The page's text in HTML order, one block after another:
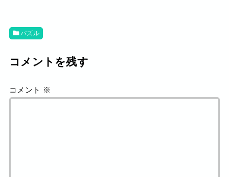
パズル
コメントを残す
コメント ※